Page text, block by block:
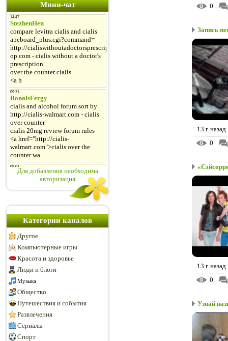
Мини-чат
Для добавления необходима
авторизация
Категории каналов
Другое
Компьютерные игры
Красота и здоровье
Люди и блоги
Музыка
Общество
Путешествия и события
Развлечения
Сериалы
Спорт
0
Запись
13 г. назад
0
13 г. назад
0
Узнай